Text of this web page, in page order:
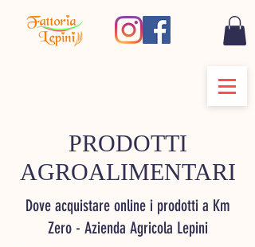
PRODOTTI
AGROALIMENTARI
Dove acquistare online i prodotti a Km
Zero - Azienda Agricola Lepini